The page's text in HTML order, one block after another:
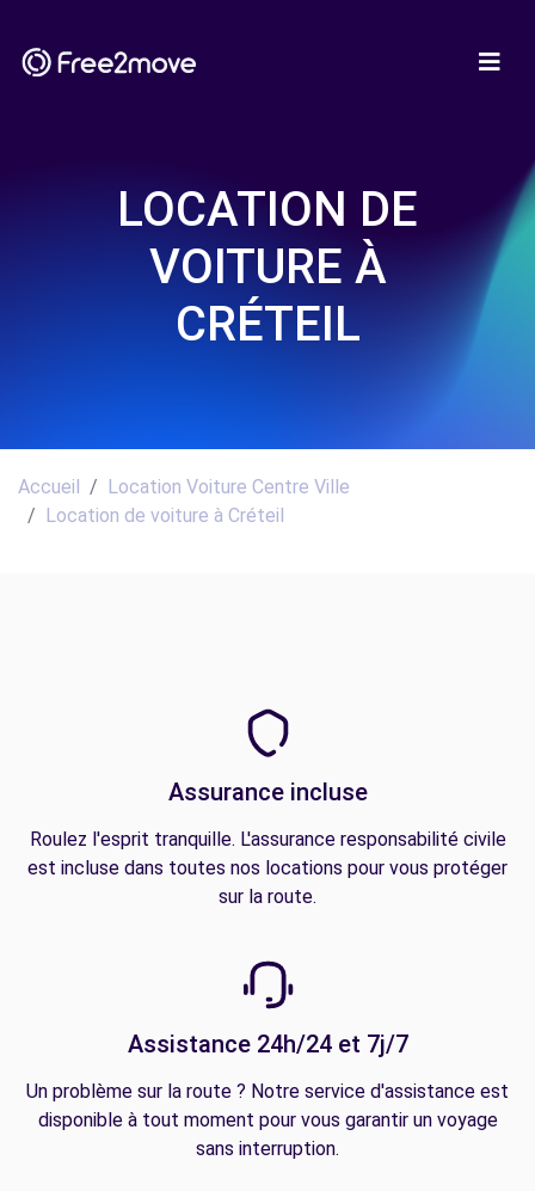
LOCATION DE
VOITURE À
CRÉTEIL
Accueil
Location Voiture Centre Ville
Location de voiture à Créteil
Assurance incluse
Roulez l'esprit tranquille. L'assurance responsabilité civile
est incluse dans toutes nos locations pour vous protéger
sur la route.
Assistance 24h/24 et 7j/7
Un problème sur la route ? Notre service d'assistance est
disponible à tout moment pour vous garantir un voyage
sans interruption.